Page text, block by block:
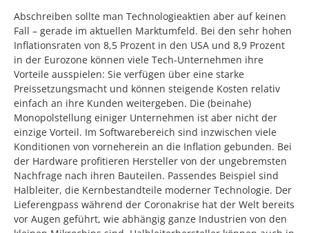
Abschreiben sollte man Technologieaktien aber auf keinen
Fall – gerade im aktuellen Marktumfeld. Bei den sehr hohen
Inflationsraten von 8,5 Prozent in den USA und 8,9 Prozent
in der Eurozone können viele Tech-Unternehmen ihre
Vorteile ausspielen: Sie verfügen über eine starke
Preissetzungsmacht und können steigende Kosten relativ
einfach an ihre Kunden weitergeben. Die (beinahe)
Monopolstellung einiger Unternehmen ist aber nicht der
einzige Vorteil. Im Softwarebereich sind inzwischen viele
Konditionen von vorneherein an die Inflation gebunden. Bei
der Hardware profitieren Hersteller von der ungebremsten
Nachfrage nach ihren Bauteilen. Passendes Beispiel sind
Halbleiter, die Kernbestandteile moderner Technologie. Der
Lieferengpass während der Coronakrise hat der Welt bereits
vor Augen geführt, wie abhängig ganze Industrien von den